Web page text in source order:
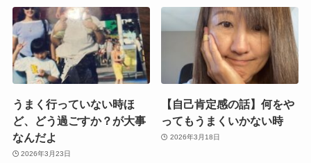
うまく行っていない時ほ
ど、どう過ごすか？が大事
なんだよ
2026年3月23日
【自己肯定感の話】何をや
ってもうまくいかない時
2026年3月18日